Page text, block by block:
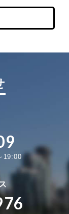
19:00